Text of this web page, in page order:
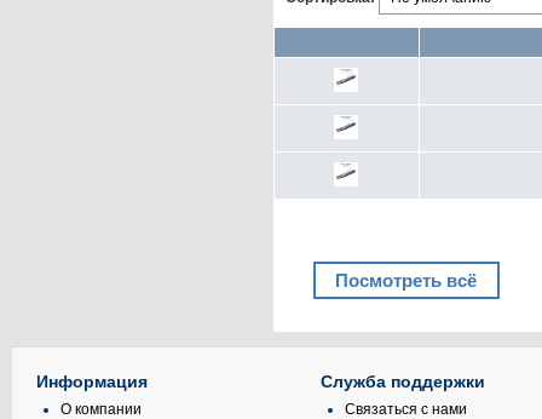
Посмотреть всё
Информация
О компании
Служба поддержки
Связаться с нами